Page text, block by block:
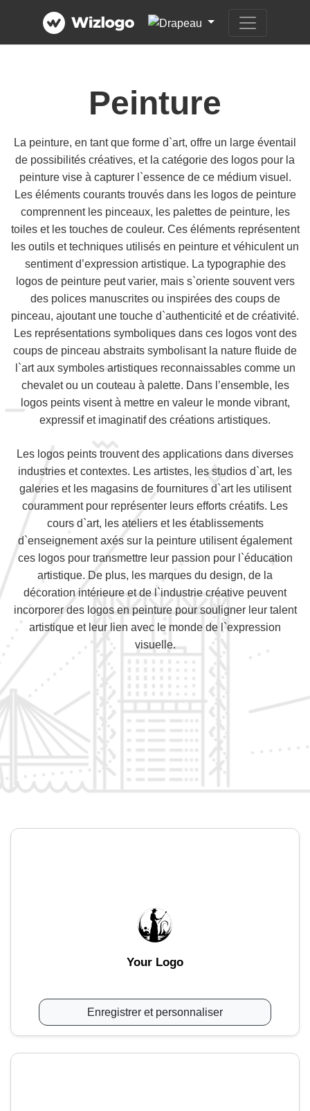
Peinture
La peinture, en tant que forme d`art, offre un large éventail
de possibilités créatives, et la catégorie des logos pour la
peinture vise à capturer l`essence de ce médium visuel.
Les éléments courants trouvés dans les logos de peinture
comprennent les pinceaux, les palettes de peinture, les
toiles et les touches de couleur. Ces éléments représentent
les outils et techniques utilisés en peinture et véhiculent un
sentiment d’expression artistique. La typographie des
logos de peinture peut varier, mais s`oriente souvent vers
des polices manuscrites ou inspirées des coups de
pinceau, ajoutant une touche d`authenticité et de créativité.
Les représentations symboliques dans ces logos vont des
coups de pinceau abstraits symbolisant la nature fluide de
l`art aux symboles artistiques reconnaissables comme un
chevalet ou un couteau à palette. Dans l’ensemble, les
logos peints visent à mettre en valeur le monde vibrant,
expressif et imaginatif des créations artistiques.
Les logos peints trouvent des applications dans diverses
industries et contextes. Les artistes, les studios d`art, les
galeries et les magasins de fournitures d`art les utilisent
couramment pour représenter leurs efforts créatifs. Les
cours d`art, les ateliers et les établissements
d`enseignement axés sur la peinture utilisent également
ces logos pour transmettre leur passion pour l`éducation
artistique. De plus, les marques du design, de la
décoration intérieure et de l`industrie créative peuvent
incorporer des logos en peinture pour souligner leur talent
artistique et leur lien avec le monde de l`expression
visuelle.
Your Logo
Enregistrer et personnaliser